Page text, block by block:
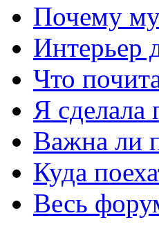
Почему
Интерьер
Что
Я сделала
Важна ли
Куда
Весь